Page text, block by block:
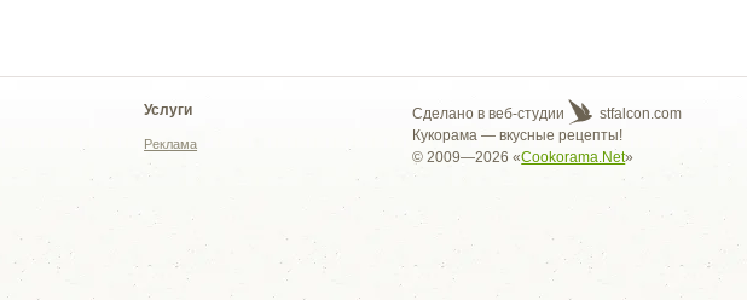
Услуги
Реклама
Сделано в веб-студии
stfalcon.com
Кукорама — вкусные рецепты!
© 2009—2026 «Cookorama.Net»